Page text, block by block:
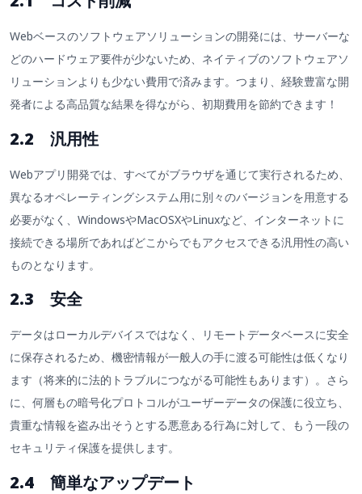
Webベースのソフトウェアソリューションの開発には、サーバーな
どのハードウェア要件が少ないため、ネイティブのソフトウェアソ
リューションよりも少ない費用で済みます。つまり、経験豊富な開
発者による高品質な結果を得ながら、初期費用を節約できます！
2.2 汎用性
Webアプリ開発では、すべてがブラウザを通じて実行されるため、
異なるオペレーティングシステム用に別々のバージョンを用意する
必要がなく、WindowsやMacOSXやLinuxなど、インターネットに
接続できる場所であればどこからでもアクセスできる汎用性の高い
ものとなります。
2.3 安全
データはローカルデバイスではなく、リモートデータベースに安全
に保存されるため、機密情報が一般人の手に渡る可能性は低くなり
ます（将来的に法的トラブルにつながる可能性もあります）。さら
に、何層もの暗号化プロトコルがユーザーデータの保護に役立ち、
貴重な情報を盗み出そうとする悪意ある行為に対して、もう一段の
セキュリティ保護を提供します。
2.4 簡単なアップデート